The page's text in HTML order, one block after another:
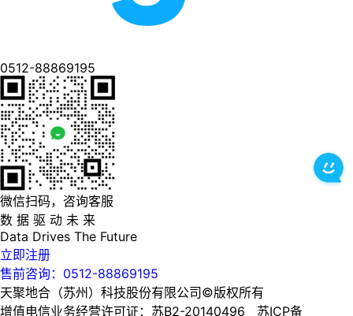
0512-88869195
微信扫码，咨询客服
数 据 驱 动 未 来
Data Drives The Future
立即注册
售前咨询：0512-88869195
天聚地合（苏州）科技股份有限公司©版权所有
增值电信业务经营许可证：苏B2-20140496 苏ICP备